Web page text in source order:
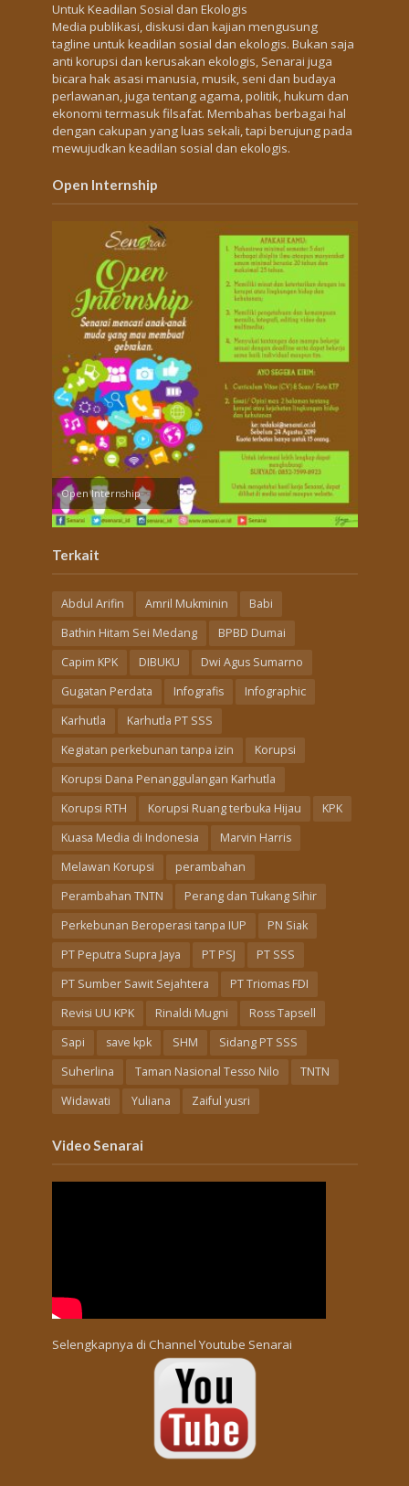
Untuk Keadilan Sosial dan Ekologis
Media publikasi, diskusi dan kajian mengusung
tagline untuk keadilan sosial dan ekologis. Bukan saja
anti korupsi dan kerusakan ekologis, Senarai juga
bicara hak asasi manusia, musik, seni dan budaya
perlawanan, juga tentang agama, politik, hukum dan
ekonomi termasuk filsafat. Membahas berbagai hal
dengan cakupan yang luas sekali, tapi berujung pada
mewujudkan keadilan sosial dan ekologis.
Open Internship
Open Internship
Terkait
Abdul Arifin Amril Mukminin
Babi
Bathin Hitam Sei Medang
BPBD Dumai
Capim KPK
DIBUKU
Dwi Agus Sumarno
Gugatan Perdata
Infografis
Infographic
Karhutla
Karhutla PT SSS
Kegiatan perkebunan tanpa izin
Korupsi
Korupsi Dana Penanggulangan Karhutla
Korupsi RTH
Korupsi Ruang terbuka Hijau
KPK
Kuasa Media di Indonesia
Marvin Harris
Melawan Korupsi
perambahan
Perambahan TNTN
Perang dan Tukang Sihir
Perkebunan Beroperasi tanpa IUP
PN Siak
PT Peputra Supra Jaya
PT PSJ
PT SSS
PT Sumber Sawit Sejahtera
PT Triomas FDI
Revisi UU KPK
Rinaldi Mugni
Ross Tapsell
Sapi
save kpk SHM
Sidang PT SSS
Suherlina
Taman Nasional Tesso Nilo
TNTN
Widawati
Yuliana Zaiful yusri
Video Senarai
Selengkapnya di Channel Youtube Senarai